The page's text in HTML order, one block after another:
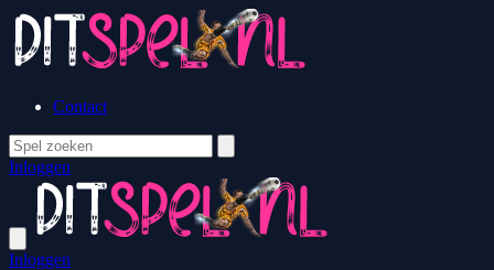
Contact
Inloggen
Inloggen